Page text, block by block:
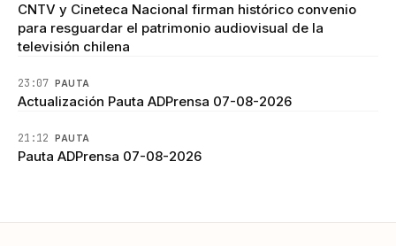
CNTV y Cineteca Nacional firman histórico convenio
para resguardar el patrimonio audiovisual de la
televisión chilena
23:07 PAUTA
Actualización Pauta ADPrensa 07-08-2026
21:12 PAUTA
Pauta ADPrensa 07-08-2026